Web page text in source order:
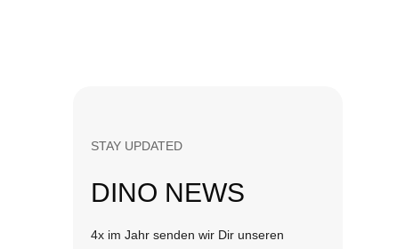
STAY UPDATED
DINO NEWS
4x im Jahr senden wir Dir unseren